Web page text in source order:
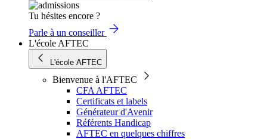
Tu hésites encore ?
Parle à un conseiller
L'école AFTEC
L'école AFTEC
Bienvenue à l'AFTEC
CFA AFTEC
Certificats et labels
Générateur d'Avenir
Référents Handicap
AFTEC en quelques chiffres